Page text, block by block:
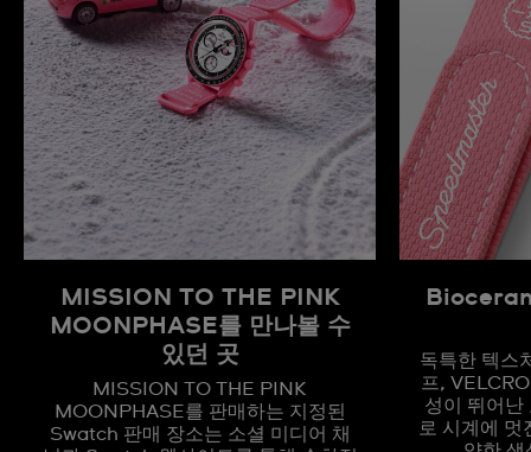
MISSION TO THE PINK
MOONPHASE를 만나볼 수
있던 곳
MISSION TO THE PINK
MOONPHASE를 판매하는 지정된
Swatch 판매 장소는 소셜 미디어 채
독특한 텍스
프,
성이 뛰어난
로 시계에 멋